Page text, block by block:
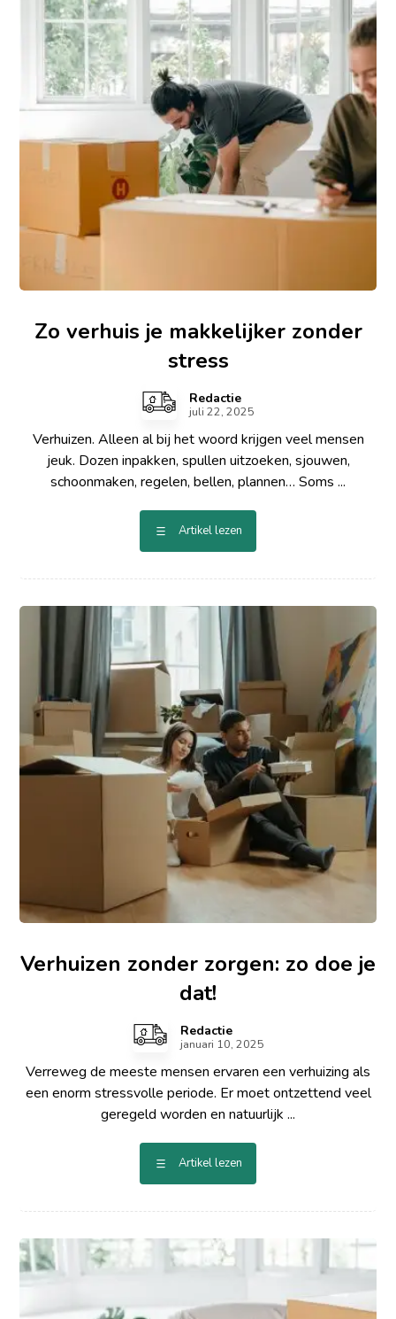
Zo verhuis je makkelijker zonder
stress
Redactie
juli 22, 2025
Verhuizen. Alleen al bij het woord krijgen veel mensen
jeuk. Dozen inpakken, spullen uitzoeken, sjouwen,
schoonmaken, regelen, bellen, plannen… Soms ...
Artikel lezen
Verhuizen zonder zorgen: zo doe je
dat!
Redactie
januari 10, 2025
Verreweg de meeste mensen ervaren een verhuizing als
een enorm stressvolle periode. Er moet ontzettend veel
geregeld worden en natuurlijk ...
Artikel lezen